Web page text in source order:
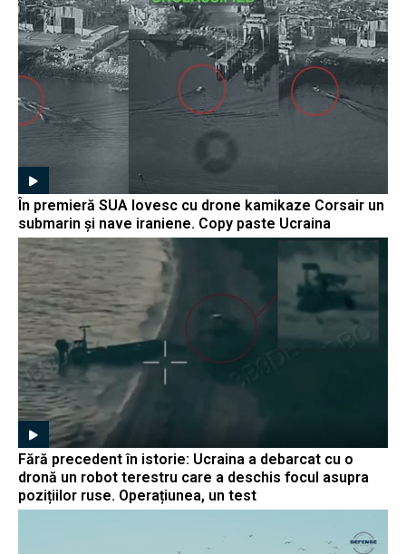
În premieră SUA lovesc cu drone kamikaze Corsair un
submarin și nave iraniene. Copy paste Ucraina
Fără precedent în istorie: Ucraina a debarcat cu o
dronă un robot terestru care a deschis focul asupra
pozițiilor ruse. Operațiunea, un test